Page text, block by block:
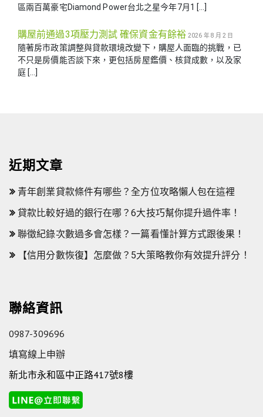
區兩百萬豪宅Diamond Power台北之星今年7月1 […]
購屋前通過3項壓力測試 確保資金有餘裕 2026 年 8 月 2 日
隨著房市政策調整與貸款環境改變下，購屋人面臨的挑戰，已
不只是房價能否談下來，更包括房屋鑑價、核貸成數，以及家
庭 […]
近期文章
青年創業貸款條件有哪些？全方位攻略懶人包在這裡
貸款比較好過的銀行在哪？6大技巧幫你提升過件率！
聯徵紀錄次數過多會怎樣？一篇看懂計算方式跟後果！
【信用分數恢復】怎麼做？5大策略教你有效提升評分！
聯絡資訊
0987-309696
填寫線上申辦
新北市永和區中正路417號8樓